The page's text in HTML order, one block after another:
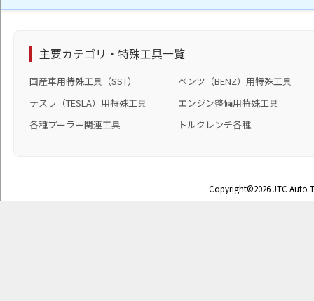
主要カテゴリ・特殊工具一覧
国産車用特殊工具（SST）
ベンツ（BENZ）用特殊工具
テスラ（TESLA）用特殊工具
エンジン整備用特殊工具
各種プーラー関連工具
トルクレンチ各種
Copyright©2026 JTC Auto